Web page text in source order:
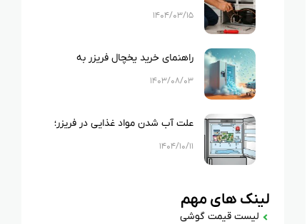
یخچال در ۵ قدم!
۱۴۰۴/۰۳/۱۵
راهنمای خرید یخچال فریزر به
صورت اقساطی؛ بررسی نکات مهم
۱۴۰۳/۰۸/۰۳
علت آب شدن مواد غذایی در فریزر؛
بررسی ۱۱ دلیل رایج + راهکارهای۱۴۰۴/۱۰/۱۱
لینک های مهم
لیست قیمت گوشی